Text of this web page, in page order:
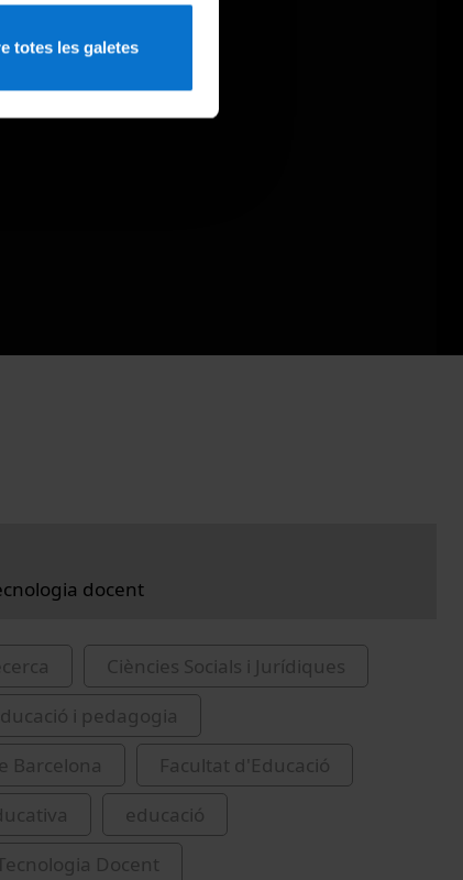
totes les galetes
docent
Ciències Socials i Jurídiques
i pedagogia
Barcelona
Facultat d'Educació
educació
Docent